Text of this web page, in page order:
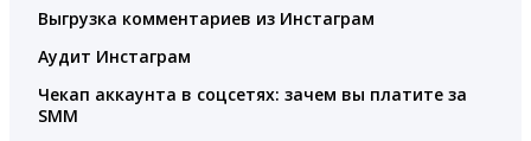
Выгрузка комментариев из Инстаграм
Аудит Инстаграм
Чекап аккаунта в соцсетях: зачем вы платите за
SMM